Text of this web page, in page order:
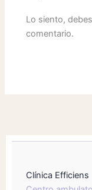
Lo siento,
comentario.
Clínica Efficiens